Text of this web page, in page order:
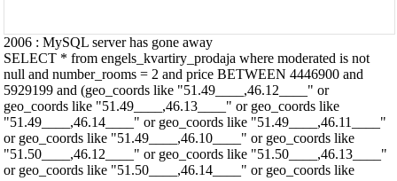
2006 : MySQL server has gone away
SELECT * from engels_kvartiry_prodaja where moderated is not
null and number_rooms = 2 and price BETWEEN 4446900 and
5929199 and (geo_coords like "51.49____,46.12____" or
geo_coords like "51.49____,46.13____" or geo_coords like
"51.49____,46.14____" or geo_coords like "51.49____,46.11____"
or geo_coords like "51.49____,46.10____" or geo_coords like
"51.50____,46.12____" or geo_coords like "51.50____,46.13____"
or geo_coords like "51.50____,46.14____" or geo_coords like